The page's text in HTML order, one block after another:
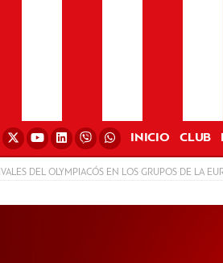
INICIO CLUB
DEL OLYMPIACÓS EN LOS GRUPOS DE LA